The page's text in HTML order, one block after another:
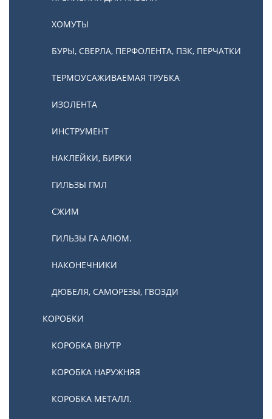
ХОМУТЫ
БУРЫ, СВЕРЛА, ПЕРФОЛЕНТА, ПЗК, ПЕРЧАТКИ
ТЕРМОУСАЖИВАЕМАЯ ТРУБКА
ИЗОЛЕНТА
ИНСТРУМЕНТ
НАКЛЕЙКИ, БИРКИ
ГИЛЬЗЫ ГМЛ
СЖИМ
ГИЛЬЗЫ ГА АЛЮМ.
НАКОНЕЧНИКИ
ДЮБЕЛЯ, САМОРЕЗЫ, ГВОЗДИ
КОРОБКИ
КОРОБКА ВНУТР
КОРОБКА НАРУЖНЯЯ
КОРОБКА МЕТАЛЛ.